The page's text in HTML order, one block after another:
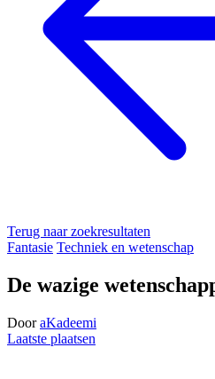
Terug naar zoekresultaten
Fantasie Techniek en wetenschap
De wazige
Door aKadeemi
Laatste plaatsen